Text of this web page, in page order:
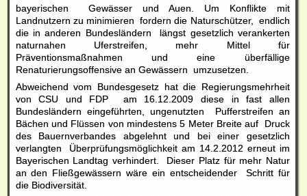
bayerischen Gewässer und Auen. Um Konflikte mit
Landnutzern zu minimieren fordern die Naturschützer, endlich
die in anderen Bundesländern längst gesetzlich verankerten
naturnahen Uferstreifen, mehr Mittel für
Präventionsmaßnahmen und eine überfällige
Renaturierungsoffensive an Gewässern umzusetzen.
Abweichend vom Bundesgesetz hat die Regierungsmehrheit
von CSU und FDP am 16.12.2009 diese in fast allen
Bundesländern eingeführten, ungenutzten Pufferstreifen an
Bächen und Flüssen von mindestens 5 Meter Breite auf Druck
des Bauernverbandes abgelehnt und bei einer gesetzlich
verlangten Überprüfungsmöglichkeit am 14.2.2012 erneut im
Bayerischen Landtag verhindert. Dieser Platz für mehr Natur
an den Fließgewässern wäre ein entscheidender Schritt für
die Biodiversität.